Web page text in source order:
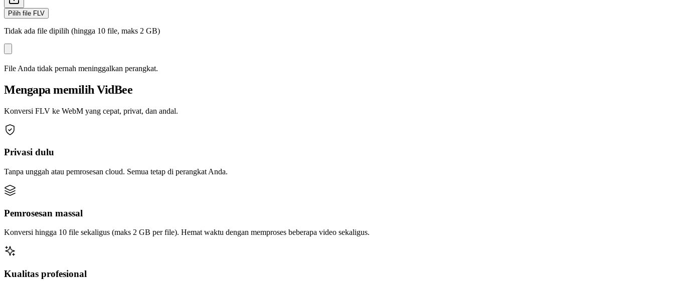
Pilih file FLV
Tidak ada file dipilih (hingga 10 file, maks 2 GB)
File Anda tidak pernah meninggalkan perangkat.
Mengapa memilih VidBee
Konversi FLV ke WebM yang cepat, privat, dan andal.
Privasi dulu
Tanpa unggah atau pemrosesan cloud. Semua tetap di perangkat Anda.
Pemrosesan massal
Konversi hingga 10 file sekaligus (maks 2 GB per file). Hemat waktu dengan memproses beberapa video sekaligus.
Kualitas profesional